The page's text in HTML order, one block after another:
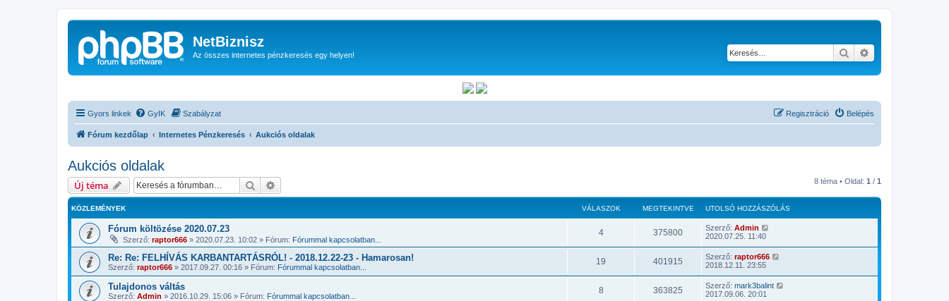
NetBiznisz
Az összes internetes pénzkeresés egy helyen! Keresés
Gyors linkek GyIK Szabályzat Belépés
Regisztráció
Fórum kezdőlap Internetes Pénzkeresés Aukciós oldalak
Aukciós oldalak
Új téma Keresés 8 téma • Oldal: 1 / 1
KÖZLEMÉNYEK VÁLASZOK MEGTEKINTVE UTOLSÓ HOZZÁSZÓLÁS
Fórum költözése 2020.07.23
Szerző: raptor666 » 2020.07.23. 10:02 » Fórum: Fórummal kapcsolatban...
4 375800 Szerző: Admin
2020.07.25. 11:40
Re: Re: FELHÍVÁS KARBANTARTÁSRÓL! - 2018.12.22-23 - Hamarosan!
Szerző: raptor666 » 2017.09.27. 00:16 » Fórum: Fórummal kapcsolatban...
19 401915 Szerző: raptor666
2018.12.11. 23:55
Tulajdonos váltás
Szerző: Admin » 2016.10.29. 15:06 » Fórum: Fórummal kapcsolatban...
8 363825 Szerző: mark3balint
2017.09.06. 20:01